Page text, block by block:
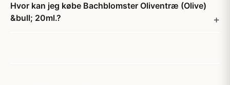
Hvor kan jeg købe Bachblomster Oliventræ (Olive)
&bull; 20ml.?